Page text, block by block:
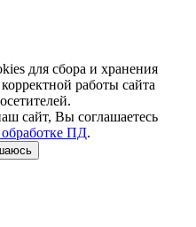
для сбора и хранения
работы сайта
сайт, Вы соглашаетесь
ПД.